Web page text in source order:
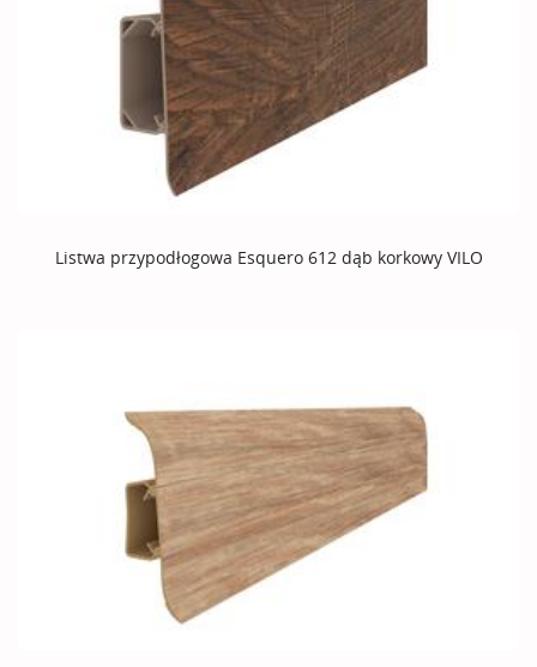
Listwa przypodłogowa Esquero 612 dąb korkowy VILO